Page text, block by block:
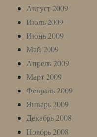
Август 2009
Июль 2009
Июнь 2009
Май 2009
Апрель 2009
Март 2009
Февраль 2009
Январь 2009
Декабрь 2008
Ноябрь 2008